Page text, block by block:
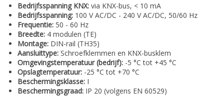
Bedrijfsspanning KNX: via KNX-bus, < 10 mA
Bedrijfsspanning: 100 V AC/DC - 240 V AC/DC, 50/60 Hz
Frequentie: 50 - 60 Hz
Breedte: 4 modulen (TE)
Montage: DIN-rail (TH35)
Aansluittype: Schroefklemmen en KNX-busklem
Omgevingstemperatuur (bedrijf): -5 °C tot +45 °C
Opslagtemperatuur: -25 °C tot +70 °C
Beschermingsklasse: I
Beschermingsgraad: IP 20 (volgens EN 60529)